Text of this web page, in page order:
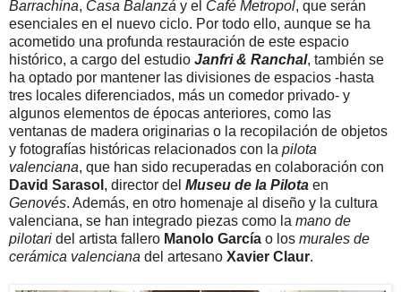
Barrachina, Casa Balanzá y el Café Metropol, que serán
esenciales en el nuevo ciclo. Por todo ello, aunque se ha
acometido una profunda restauración de este espacio
histórico, a cargo del estudio Janfri & Ranchal, también se
ha optado por mantener las divisiones de espacios -hasta
tres locales diferenciados, más un comedor privado- y
algunos elementos de épocas anteriores, como las
ventanas de madera originarias o la recopilación de objetos
y fotografías históricas relacionados con la pilota
valenciana, que han sido recuperadas en colaboración con
David Sarasol , director del Museu de la Pilota en
Genovés. Además, en otro homenaje al diseño y la cultura
valenciana, se han integrado piezas como la mano de
pilotari del artista fallero Manolo García o los murales de
cerámica valenciana del artesano Xavier Claur.